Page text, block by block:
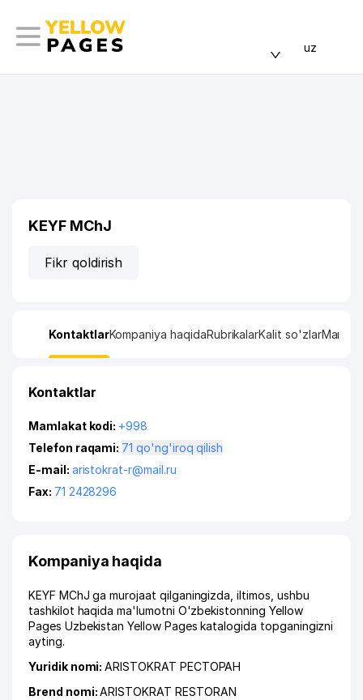
uz
KEYF MChJ
Fikr qoldirish
KontaktlarKompaniya haqidaRubrikalarKalit so'zlarManzil
Kontaktlar
Mamlakat kodi: +998
Telefon raqami:
71 qo'ng'iroq qilish
E-mail: aristokrat-r@mail.ru
Fax: 71 2428296
Kompaniya haqida
KEYF MChJ ga murojaat qilganingizda, iltimos, ushbu
tashkilot haqida ma'lumotni O'zbekistonning Yellow
Pages Uzbekistan Yellow Pages katalogida topganingizni
ayting.
Yuridik nomi:ARISTOKRAT РЕСТОРАН
Brend nomi:ARISTOKRAT RESTORAN